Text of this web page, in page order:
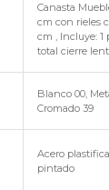
Canasta
cm con rieles
cm , Incluye: 1
total cierre
Blanco 00,
Cromado 39
Acero
pintado